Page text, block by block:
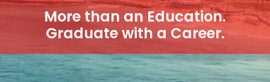
More than an Education.
Graduate with a Career.